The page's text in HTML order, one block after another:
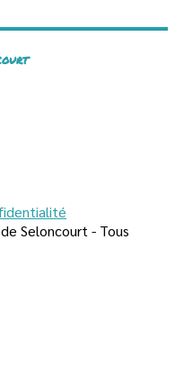
Seloncourt - Tous